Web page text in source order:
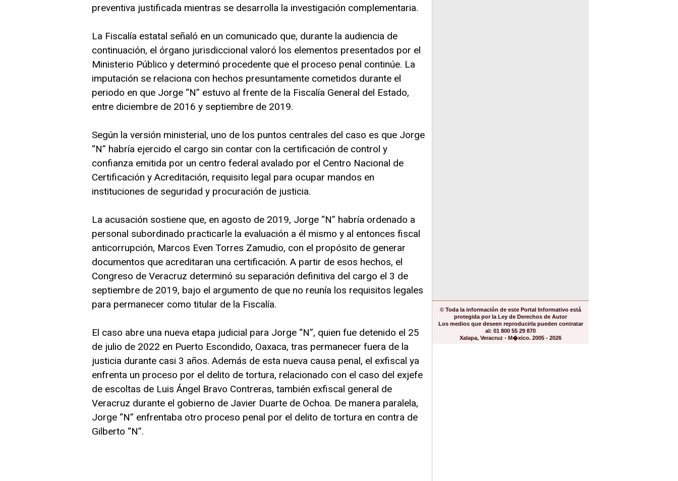
preventiva justificada mientras se desarrolla la investigación complementaria.
La Fiscalía estatal señaló en un comunicado que, durante la audiencia de
continuación, el órgano jurisdiccional valoró los elementos presentados por el
Ministerio Público y determinó procedente que el proceso penal continúe. La
imputación se relaciona con hechos presuntamente cometidos durante el
periodo en que Jorge “N” estuvo al frente de la Fiscalía General del Estado,
entre diciembre de 2016 y septiembre de 2019.
Según la versión ministerial, uno de los puntos centrales del caso es que Jorge
“N” habría ejercido el cargo sin contar con la certificación de control y
confianza emitida por un centro federal avalado por el Centro Nacional de
Certificación y Acreditación, requisito legal para ocupar mandos en
instituciones de seguridad y procuración de justicia.
La acusación sostiene que, en agosto de 2019, Jorge “N” habría ordenado a
personal subordinado practicarle la evaluación a él mismo y al entonces fiscal
anticorrupción, Marcos Even Torres Zamudio, con el propósito de generar
documentos que acreditaran una certificación. A partir de esos hechos, el
Congreso de Veracruz determinó su separación definitiva del cargo el 3 de
septiembre de 2019, bajo el argumento de que no reunía los requisitos legales
para permanecer como titular de la Fiscalía.
El caso abre una nueva etapa judicial para Jorge “N”, quien fue detenido el 25
de julio de 2022 en Puerto Escondido, Oaxaca, tras permanecer fuera de la
justicia durante casi 3 años. Además de esta nueva causa penal, el exfiscal ya
enfrenta un proceso por el delito de tortura, relacionado con el caso del exjefe
de escoltas de Luis Ángel Bravo Contreras, también exfiscal general de
Veracruz durante el gobierno de Javier Duarte de Ochoa. De manera paralela,
Jorge “N” enfrentaba otro proceso penal por el delito de tortura en contra de
Gilberto “N”.
© Toda la información de este Portal Informativo está
protegida por la Ley de Derechos de Autor
Los medios que deseen reproducirla pueden contratar
al: 01 800 55 29 870
Xalapa, Veracruz - M�xico. 2005 - 2026